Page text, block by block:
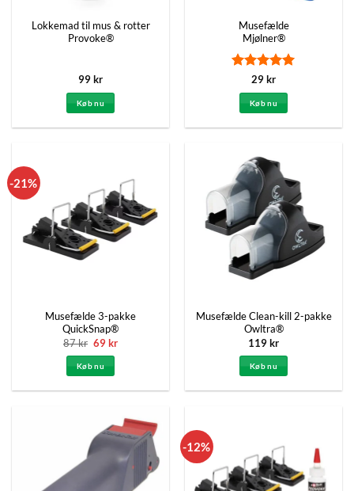
Lokkemad til mus & rotter
Provoke®
99kr
Køb nu
Musefælde
Mjølner®
Vurderet
ud af 5
29kr
Køb nu
-21%
Musefælde 3-pakke
QuickSnap®
87kr Den
var:
87 kr.
69krDen
Køb nu
Musefælde Clean-kill 2-pakke
Owltra®
119kr
Køb nu
-12%